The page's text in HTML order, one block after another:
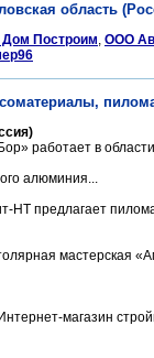
область
Построим, ООО
работает в
алюминия...
НТ предлагает
мастерская
магазин